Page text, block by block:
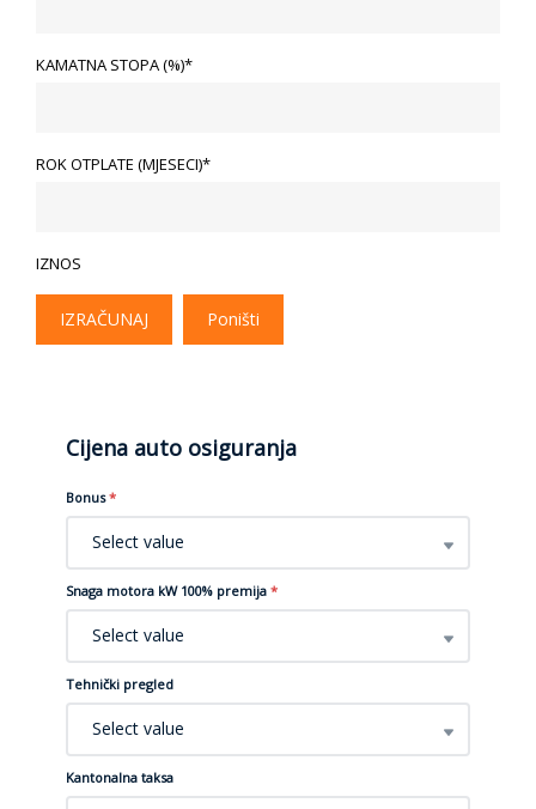
KAMATNA STOPA (%)*
ROK OTPLATE (MJESECI)*
IZNOS
IZRAČUNAJ Poništi
Cijena auto osiguranja
Bonus *
Select value
Snaga motora kW 100% premija *
Select value
Tehnički pregled
Select value
Kantonalna taksa